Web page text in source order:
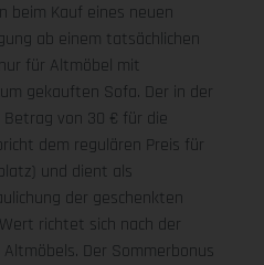
beim Kauf eines neuen
ab einem tatsächlichen
für Altmöbel mit
gekauften Sofa. Der in der
von 30 € für die
dem regulären Preis für
und dient als
der geschenkten
richtet sich nach der
Der Sommerbonus